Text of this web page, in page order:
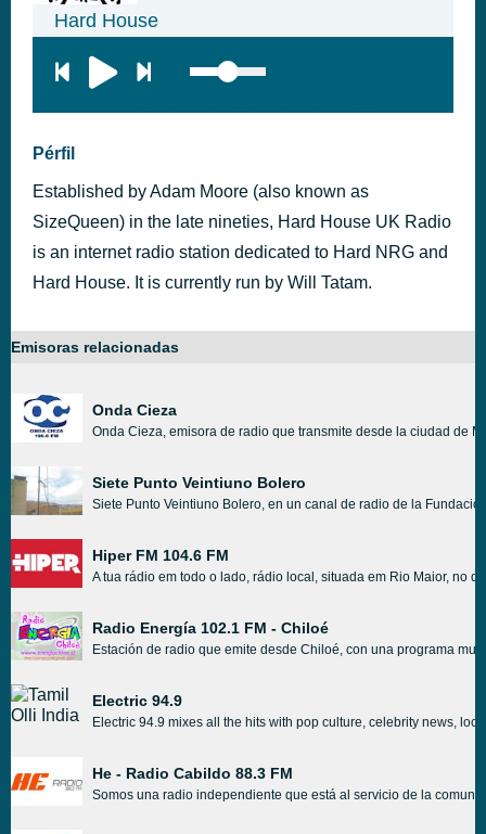
Hard House
height:28px; background:#005f79;'
Pérfil
Established by Adam Moore (also known as
SizeQueen) in the late nineties, Hard House UK Radio
is an internet radio station dedicated to Hard NRG and
Hard House. It is currently run by Will Tatam.
Emisoras relacionadas
Onda Cieza
Onda Cieza, emisora de radio que transmite desde la ciudad de
Siete Punto Veintiuno Bolero
Siete Punto Veintiuno Bolero, en un canal de radio de la
Hiper FM 104.6 FM
A tua rádio em todo o lado, rádio local, situada em Rio Maior, no
Radio Energía 102.1 FM - Chiloé
Estación de radio que emite desde Chiloé, con una programa
Electric 94.9
Electric 94.9 mixes all the hits with pop culture, celebrity news,
He - Radio Cabildo 88.3 FM
Somos una radio independiente que está al servicio de la